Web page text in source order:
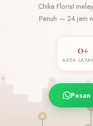
Chika Florist
Penuh — 24 jam
0+
AREA
Pesan